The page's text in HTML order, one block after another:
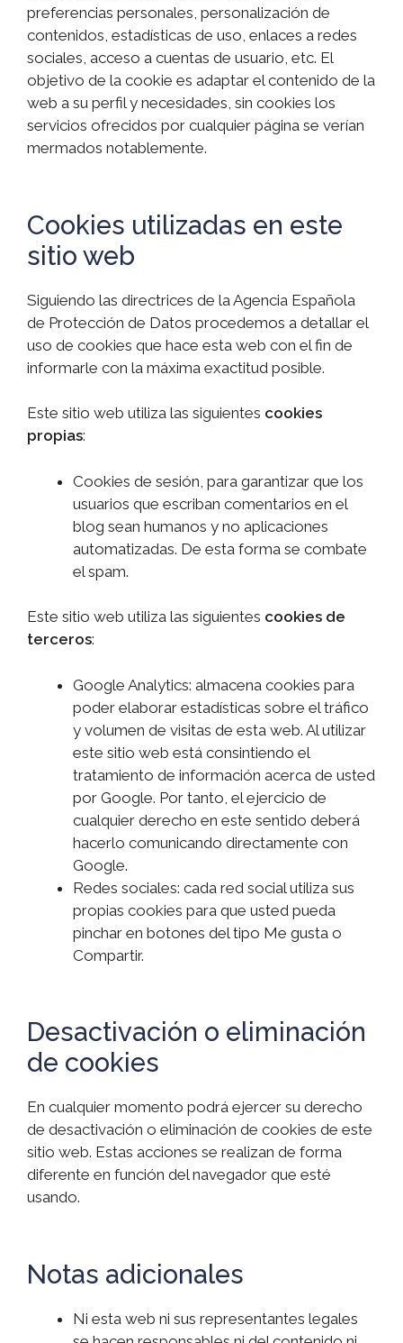
preferencias personales, personalización de
contenidos, estadísticas de uso, enlaces a redes
sociales, acceso a cuentas de usuario, etc. El
objetivo de la cookie es adaptar el contenido de la
web a su perfil y necesidades, sin cookies los
servicios ofrecidos por cualquier página se verían
mermados notablemente.
Cookies utilizadas en este
sitio web
Siguiendo las directrices de la Agencia Española
de Protección de Datos procedemos a detallar el
uso de cookies que hace esta web con el fin de
informarle con la máxima exactitud posible.
Este sitio web utiliza las siguientes cookies
propias:
Cookies de sesión, para garantizar que los
usuarios que escriban comentarios en el
blog sean humanos y no aplicaciones
automatizadas. De esta forma se combate
el spam.
Este sitio web utiliza las siguientes cookies de
terceros:
Google Analytics: almacena cookies para
poder elaborar estadísticas sobre el tráfico
y volumen de visitas de esta web. Al utilizar
este sitio web está consintiendo el
tratamiento de información acerca de usted
por Google. Por tanto, el ejercicio de
cualquier derecho en este sentido deberá
hacerlo comunicando directamente con
Google.
Redes sociales: cada red social utiliza sus
propias cookies para que usted pueda
pinchar en botones del tipo Me gusta o
Compartir.
Desactivación o eliminación
de cookies
En cualquier momento podrá ejercer su derecho
de desactivación o eliminación de cookies de este
sitio web. Estas acciones se realizan de forma
diferente en función del navegador que esté
usando.
Notas adicionales
Ni esta web ni sus representantes legales